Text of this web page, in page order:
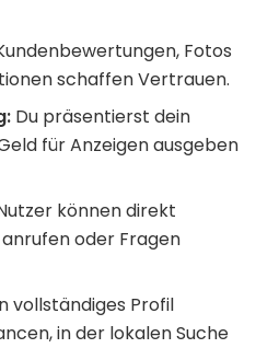
Fotos
schaffen Vertrauen.
Du präsentierst dein
für Anzeigen ausgeben
können direkt
oder Fragen
vollständiges Profil
in der lokalen Suche